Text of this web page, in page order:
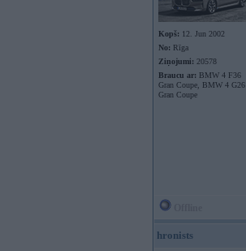
Kopš: 12. Jun 2002
No: Rīga
Ziņojumi: 20578
Braucu ar: BMW 4 F36
Gran Coupe, BMW 4 G26
Gran Coupe
hronists